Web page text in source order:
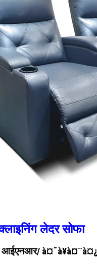
लेदर सोफा
आईएनआर/